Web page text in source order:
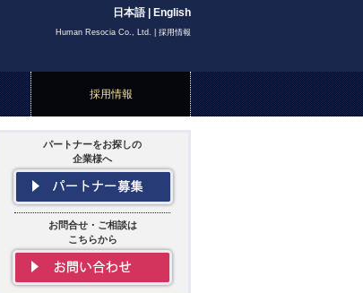
Human Resocia Co., Ltd. | 採用情報
日本語 English
採用情報
パートナーをお探しの
企業様へ
お問合せ・ご相談は
こちらから